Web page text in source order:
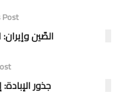
الصّين
جذور